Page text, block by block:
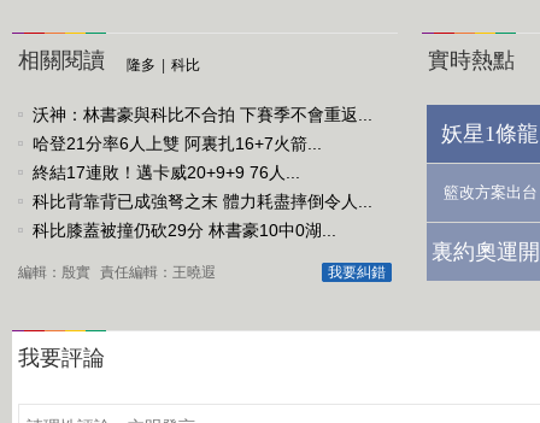
相關閱讀 隆多 科比
沃神：林書豪與科比不合拍 下賽季不會重返...
哈登21分率6人上雙 阿裏扎16+7火箭...
終結17連敗！邁卡威20+9+9 76人...
科比背靠背已成強弩之末 體力耗盡摔倒令人...
科比膝蓋被撞仍砍29分 林書豪10中0湖...
我要糾錯
編輯：殷實 責任編輯：王曉遐
實時熱點
妖星1條
籃改方案出台
裏約奧運